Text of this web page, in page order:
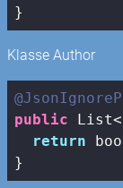
}
Klasse Author
public
return
}